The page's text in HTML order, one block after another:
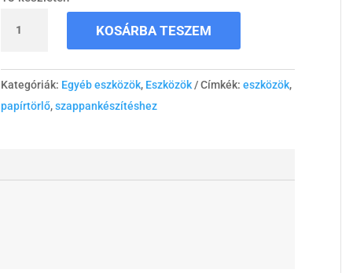
KOSÁRBA TESZEM
Kategóriák: Egyéb eszközök, Eszközök Címkék: eszközök,
papírtörlő,szappankészítéshez